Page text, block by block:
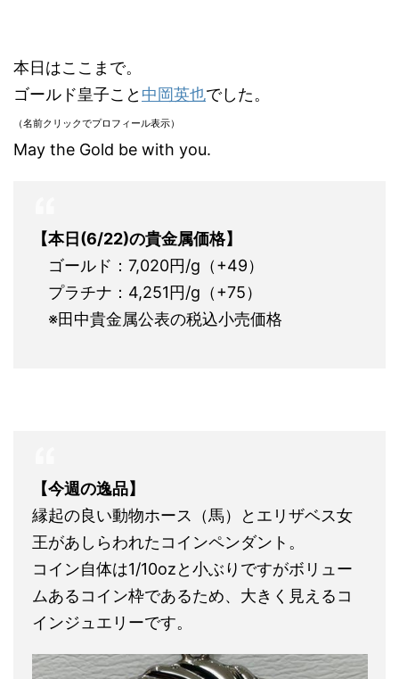
本日はここまで。
ゴールド皇子こと 中岡英也でした。
（名前クリックでプロフィール表示）
May the Gold be with you.
【本日(6/22)の貴金属価格】
ゴールド：7,020円/g（+49）
プラチナ：4,251円/g（+75）
※田中貴金属公表の税込小売価格
【今週の逸品】
縁起の良い動物ホース（馬）とエリザベス女
王があしらわれたコインペンダント。
コイン自体は1/10ozと小ぶりですがボリュー
ムあるコイン枠であるため、大きく見えるコ
インジュエリーです。